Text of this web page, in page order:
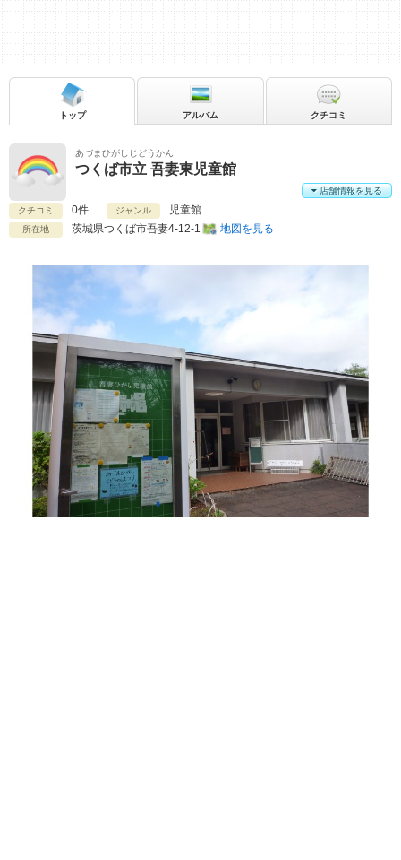
あづまひがしじどうかん
つくば市立 吾妻東児童館
クチコミ 0件 ジャンル 児童館
所在地 茨城県つくば市吾妻4-12-1 地図を見る
店舗情報を見る
トップ アルバム クチコミ